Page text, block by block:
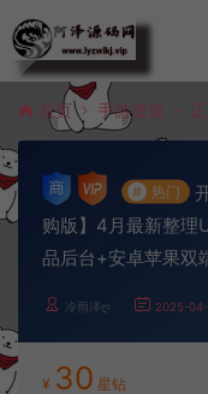
首页 手游资源
# 热门
购版】4月最新整理
品后台+安卓苹果双
冷雨泽ღ 2025-
¥ 30 星钻